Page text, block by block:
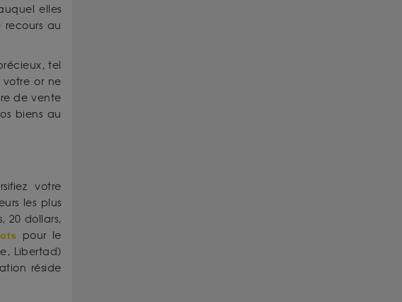
elles
au
tel
votre or ne
de vente
biens au
votre
les plus
20 dollars,
pour le
Libertad)
réside